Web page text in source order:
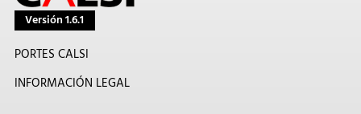
Versión 1.6.1
PORTES CALSI
INFORMACIÓN LEGAL